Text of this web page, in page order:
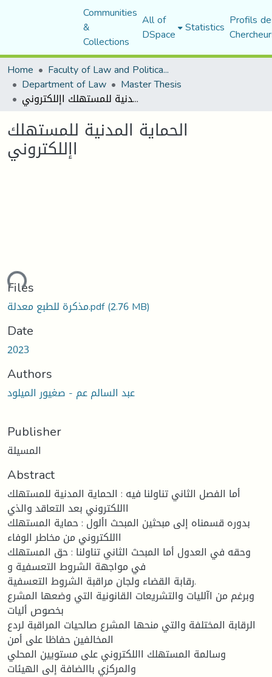
Communities
&
Collections
All of
DSpace Statistics Profils
Home
Faculty of Law and Political Science
Department of Law Master Thesis
الحماية المدنية للمستهلك اإللكتروني
الحماية المدنية للمستهلك
اإللكتروني
Files
مذكرة للطبع معدلة.pdf(2.76 MB)
Date
2023
Authors
عبد السالم عم - صغيور الميلود
Publisher
المسيلة
Abstract
أما الفصل الثاني تناولنا فيه : الحماية المدنية للمستهلك
االلكتروني بعد التعاقد والذي
بدوره قسمناه إلى مبحثين المبحث األول : حماية المستهلك
االلكتروني من مخاطر الوفاء
وحقه في العدول أما المبحث الثاني تناولنا : حق المستهلك
في مواجهة الشروط التعسفية و
رقابة القضاء ولجان مراقبة الشروط التعسفية.
وبرغم من اآلليات والتشريعات القانونية التي وضعها المشرع
بخصوص أليات
الرقابة المختلفة والتي منحها المشرع صالحيات المراقبة لردع
المخالفين حفاظا على أمن
وسالمة المستهلك االلكتروني على مستويين المحلي
والمركزي باالضافة إلى الهيئات